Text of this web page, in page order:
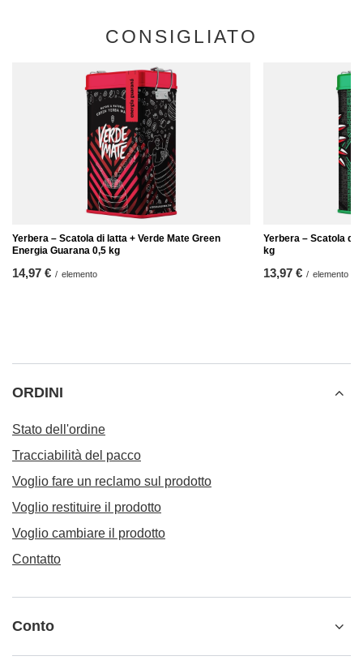
CONSIGLIATO
Yerbera – Scatola di latta + Verde Mate Green
Energia Guarana 0,5 kg
14,97 € / elemento
Yerbera – Scatola di
kg
13,97 € / elemento
ORDINI
Stato dell'ordine
Tracciabilità del pacco
Voglio fare un reclamo sul prodotto
Voglio restituire il prodotto
Voglio cambiare il prodotto
Contatto
Conto